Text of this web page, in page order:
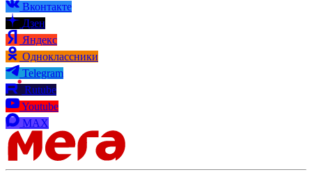
Вконтакте
Дзен
Яндекс
Одноклассники
Telegram
Rutube
Youtube
MAX